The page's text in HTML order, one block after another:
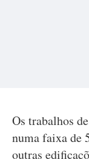
Os trabalhos
numa faixa de
outras